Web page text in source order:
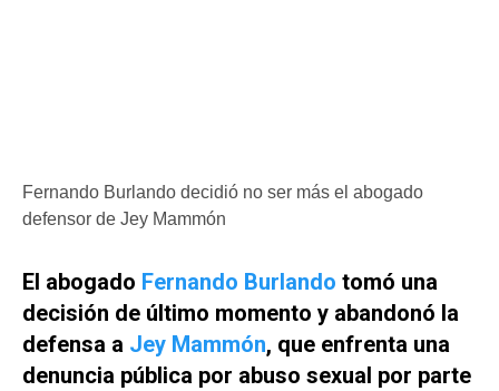
Fernando Burlando decidió no ser más el abogado
defensor de Jey Mammón
El abogado Fernando Burlando tomó una
decisión de último momento y abandonó la
defensa a Jey Mammón, que enfrenta una
denuncia pública por abuso sexual por parte